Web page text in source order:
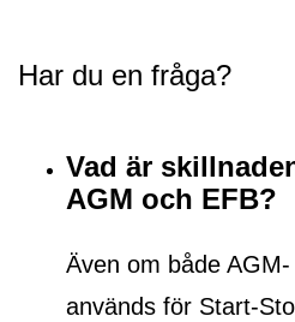
Har du en fråga?
Vad är
AGM och EFB?
Även om både
används för Start-